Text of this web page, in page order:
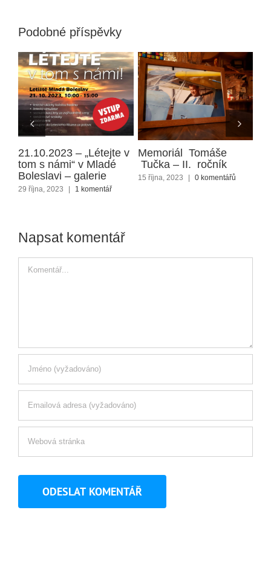
Podobné příspěvky
21.10.2023 – „Létejte v
tom s námi“ v Mladé
Boleslavi – galerie
29 října, 2023 | 1 komentář
Memoriál Tomáše
Tučka – II. ročník
15 října, 2023 | 0 komentářů
Napsat komentář
Komentář